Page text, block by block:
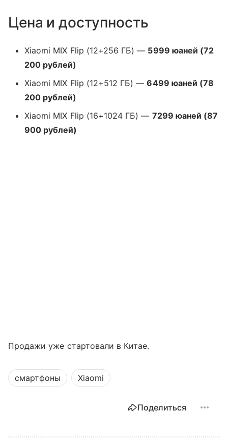
Цена и доступность
Xiaomi MIX Flip (12+256 ГБ) — 5999 юаней (72
200 рублей)
Xiaomi MIX Flip (12+512 ГБ) —6499 юаней (78
200 рублей)
Xiaomi MIX Flip (16+1024 ГБ) — 7299 юаней (87
900 рублей)
Продажи уже стартовали в Китае.
смартфоны Xiaomi
Поделиться